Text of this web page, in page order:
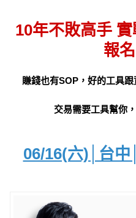
10年不敗高手
報
賺錢也有SOP，好的工具
交易需要工具幫你
06/16(六)│台